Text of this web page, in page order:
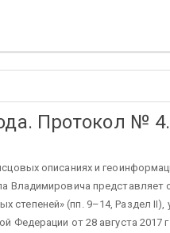
Протокол № 4.
описаниях и
Владимировича представляет
степеней» (пп. 9–14, Раздел
Федерации от 28 августа 2017